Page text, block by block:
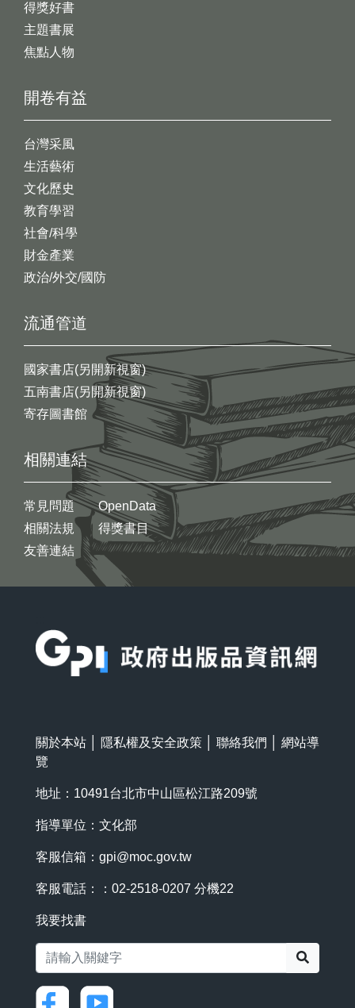
開卷有益
台灣采風
生活藝術
文化歷史
教育學習
社會/科學
財金產業
政治/外交/國防
得獎好書
主題書展
焦點人物
流通管道
國家書店(另開新視窗)
五南書店(另開新視窗)
寄存圖書館
相關連結
常見問題
相關法規
友善連結
OpenData
得獎書目
關於本站 隱私權及安全政策 聯絡我們
網站導
覽
地址：10491台北市中山區松江路209號
指導單位：文化部
客服信箱： gpi@moc.gov.tw
客服電話：：02-2518-0207 分機22
我要找書